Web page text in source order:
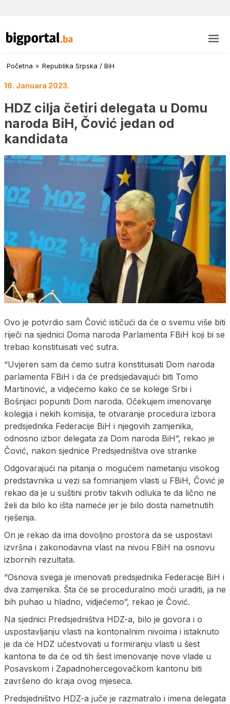
Početna » Republika Srpska / BiH
16. Januara 2023.
HDZ cilja četiri delegata u Domu
naroda BiH, Čović jedan od
kandidata
Ovo je potvrdio sam Čović ističući da će o svemu više biti
riječi na sjednici Doma naroda Parlamenta FBiH koji bi se
trebao konstituisati već sutra.
“Uvjeren sam da ćemo sutra konstituisati Dom naroda
parlamenta FBiH i da će predsjedavajući biti Tomo
Martinović, a vidjećemo kako će se kolege Srbi i
Bošnjaci popuniti Dom naroda. Očekujem imenovanje
kolegija i nekih komisija, te otvaranje procedura izbora
predsjednika Federacije BiH i njegovih zamjenika,
odnosno izbor delegata za Dom naroda BiH”, rekao je
Čović, nakon sjednice Predsjedništva ove stranke
Odgovarajući na pitanja o mogućem nametanju visokog
predstavnika u vezi sa fomrianjem vlasti u FBiH, Čović je
rekao da je u suštini protiv takvih odluka te da lično ne
želi da bilo ko išta nameće jer je bilo dosta nametnutih
rješenja.
On je rekao da ima dovoljno prostora da se uspostavi
izvršna i zakonodavna vlast na nivou FBiH na osnovu
izbornih rezultata.
“Osnova svega je imenovati predsjednika Federacije BiH i
dva zamjenika. Šta će se proceduralno moći uraditi, ja ne
bih puhao u hladno, vidjećemo”, rekao je Čović.
Na sjednici Predsjedništva HDZ-a, bilo je govora i o
uspostavljanju vlasti na kontonalnim nivoima i istaknuto
je da će HDZ učestvovati u formiranju vlasti u šest
kantona te da će od tih šest imenovanje nove vlade u
Posavskom i Zapadnohercegovačkom kantonu biti
završeno do kraja ovog mjeseca.
Predsjedništvo HDZ-a juče je razmatralo i imena delegata